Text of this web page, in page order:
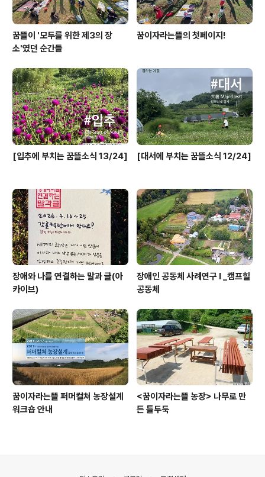
꿈뜰이 '모두를 위한 제3의 장
소'였던 순간들
꿈이자라는뜰의 첫페이지!
[입추에 부치는 꿈뜰소식 13/24] [대서에 부치는 꿈뜰소식 12/24]
장애와 나를 연결하는 말과 글(아
카이브)
장애인 공동체 사례연구 I _캠프힐
공동체
꿈이자라는뜰 퍼머컬쳐 농장설계
워크숍 안내
<꿈이자라는뜰 농장> 나무로 만
든 틀두둑